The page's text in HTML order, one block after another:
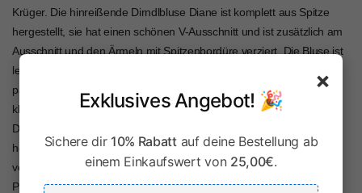
Krüger. Die hinreißende Dirndlbluse Diane ist komplett aus Spitze
hergestellt, sie hat einen schönen V-Ausschnitt und ist zusätzlich am
Ausschnitt und den Ärmeln mit Spitzenbordüre verziert. Die Bluse ist
leicht transparent. Durch das Spitzenmaterial wirkt sie sehr edel und
passt sehr schön zu vielen Dirndl-Modellen. Egal ob elegant,
klassisch oder verspielt, diese Bluse ergänzt Ihr Dirndlkleid perfekt.
Die Kurzarmbluse ist aus einem angenehm zu tragenden Material
hergestellt, der eingearbeitete Gummizug am Blusenabschluss
verleiht der Trachtenbluse einen perfekten Sitz und eine gute
Passform.
×
Exklusives Angebot! 🎉
Sichere dir 10% Rabattauf deine Bestellung ab
einem Einkaufswert von 25,00€.